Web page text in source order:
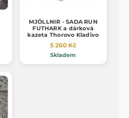
MJÖLLNIR - SADA RUN
FUTHARK a dárková
kazeta Thorovo Kladivo
5 260 Kč
Skladem